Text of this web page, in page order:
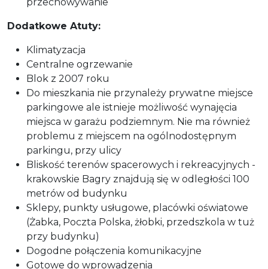
Dodatkowe Atuty:
Klimatyzacja
Centralne ogrzewanie
Blok z 2007 roku
Do mieszkania nie przynależy prywatne miejsce
parkingowe ale istnieje możliwość wynajęcia
miejsca w garażu podziemnym. Nie ma również
problemu z miejscem na ogólnodostępnym
parkingu, przy ulicy
Bliskość terenów spacerowych i rekreacyjnych -
krakowskie Bagry znajdują się w odległości 100
metrów od budynku
Sklepy, punkty usługowe, placówki oświatowe
(Żabka, Poczta Polska, żłobki, przedszkola w tuż
przy budynku)
Dogodne połączenia komunikacyjne
Gotowe do wprowadzenia